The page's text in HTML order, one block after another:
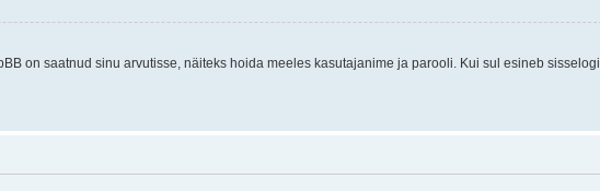
on saatnud sinu arvutisse, näiteks hoida meeles kasutajanime ja parooli. Kui sul esineb